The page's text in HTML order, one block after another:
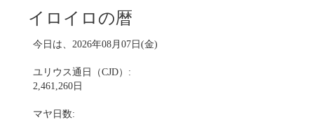
イロイロの暦
今日は、2026年08月07日(金)
ユリウス通日（CJD）:
2,461,260日
マヤ日数: